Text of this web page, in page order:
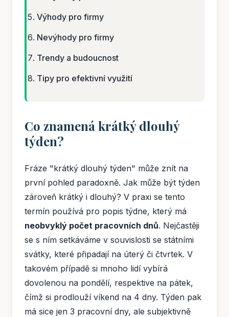
Výhody pro firmy
Nevýhody pro firmy
Trendy a budoucnost
Tipy pro efektivní využití
Co znamená krátký dlouhý
týden?
Fráze "krátký dlouhý týden" může znít na
první pohled paradoxně. Jak může být týden
zároveň krátký i dlouhý? V praxi se tento
termín používá pro popis týdne, který má
neobvyklý počet pracovních dnů. Nejčastěji
se s ním setkáváme v souvislosti se státními
svátky, které připadají na úterý či čtvrtek. V
takovém případě si mnoho lidí vybírá
dovolenou na pondělí, respektive na pátek,
čímž si prodlouží víkend na 4 dny. Týden pak
má sice jen 3 pracovní dny, ale subjektivně